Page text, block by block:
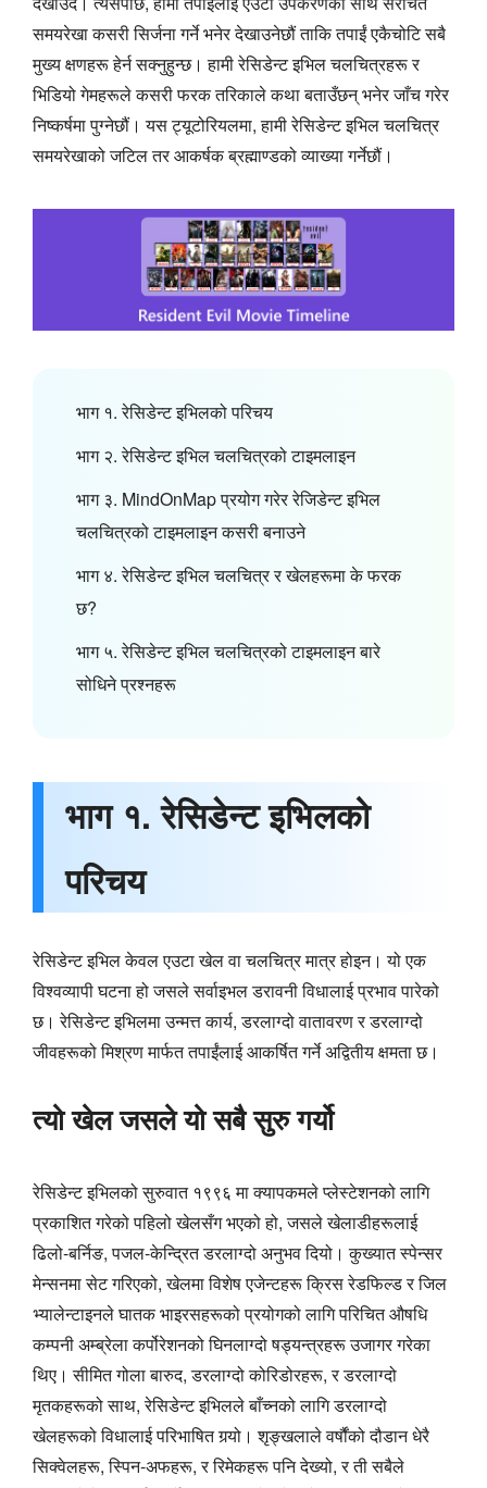
समयरेखा कसरी सिर्जना गर्ने भनेर देखाउनेछौं ताकि तपाईं एकैचोटि सबै
मुख्य क्षणहरू हेर्न सक्नुहुन्छ। हामी रेसिडेन्ट इभिल चलचित्रहरू र
भिडियो गेमहरूले कसरी फरक तरिकाले कथा बताउँछन् भनेर जाँच गरेर
निष्कर्षमा पुग्नेछौं। यस ट्यूटोरियलमा, हामी रेसिडेन्ट इभिल चलचित्र
समयरेखाको जटिल तर आकर्षक ब्रह्माण्डको व्याख्या गर्नेछौं।
भाग १. रेसिडेन्ट इभिलको परिचय
भाग २. रेसिडेन्ट इभिल चलचित्रको टाइमलाइन
भाग ३. MindOnMap प्रयोग गरेर रेजिडेन्ट इभिल
चलचित्रको टाइमलाइन कसरी बनाउने
भाग ४. रेसिडेन्ट इभिल चलचित्र र खेलहरूमा के फरक
छ?
भाग ५. रेसिडेन्ट इभिल चलचित्रको टाइमलाइन बारे
सोधिने प्रश्नहरू
भाग १. रेसिडेन्ट इभिलको
परिचय
रेसिडेन्ट इभिल केवल एउटा खेल वा चलचित्र मात्र होइन। यो एक
विश्वव्यापी घटना हो जसले सर्वाइभल डरावनी विधालाई प्रभाव पारेको
छ। रेसिडेन्ट इभिलमा उन्मत्त कार्य, डरलाग्दो वातावरण र डरलाग्दो
जीवहरूको मिश्रण मार्फत तपाईंलाई आकर्षित गर्ने अद्वितीय क्षमता छ।
त्यो खेल जसले यो सबै सुरु गर्यो
रेसिडेन्ट इभिलको सुरुवात १९९६ मा क्यापकमले प्लेस्टेशनको लागि
प्रकाशित गरेको पहिलो खेलसँग भएको हो, जसले खेलाडीहरूलाई
ढिलो-बर्निङ, पजल-केन्द्रित डरलाग्दो अनुभव दियो। कुख्यात स्पेन्सर
मेन्सनमा सेट गरिएको, खेलमा विशेष एजेन्टहरू क्रिस रेडफिल्ड र जिल
भ्यालेन्टाइनले घातक भाइरसहरूको प्रयोगको लागि परिचित औषधि
कम्पनी अम्ब्रेला कर्पोरेशनको घिनलाग्दो षड्यन्त्रहरू उजागर गरेका
थिए। सीमित गोला बारुद, डरलाग्दो कोरिडोरहरू, र डरलाग्दो
मृतकहरूको साथ, रेसिडेन्ट इभिलले बाँच्नको लागि डरलाग्दो
खेलहरूको विधालाई परिभाषित गर्‍यो। शृङ्खलाले वर्षौंको दौडान धेरै
सिक्वेलहरू, स्पिन-अफहरू, र रिमेकहरू पनि देख्यो, र ती सबैले